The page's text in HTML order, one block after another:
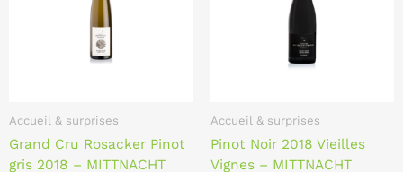
Accueil & surprises
Grand Cru Rosacker Pinot
gris 2018 – MITTNACHT
Accueil & surprises
Pinot Noir 2018 Vieilles
Vignes – MITTNACHT